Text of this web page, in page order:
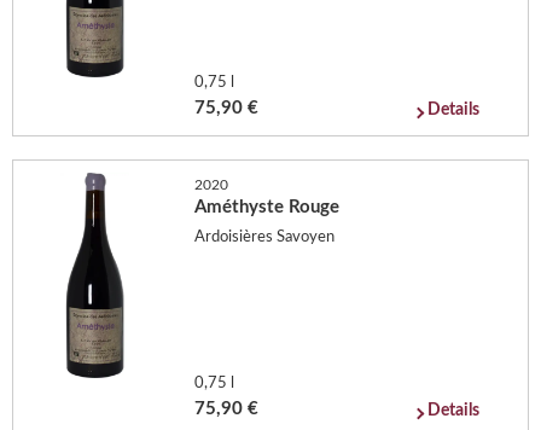
0,75 l
75,90 € Details
2020
Améthyste Rouge
Ardoisières Savoyen
0,75 l
75,90 € Details